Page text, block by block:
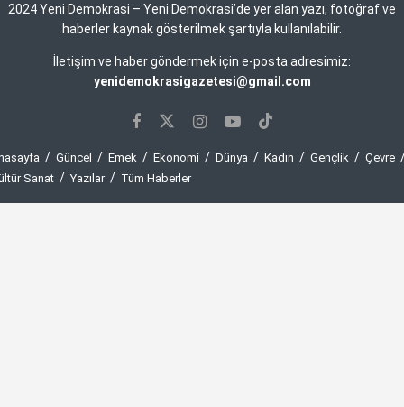
2024 Yeni Demokrasi – Yeni Demokrasi’de yer alan yazı, fotoğraf ve
haberler kaynak gösterilmek şartıyla kullanılabilir.
İletişim ve haber göndermek için e-posta adresimiz:
yenidemokrasigazetesi@gmail.com
Güncel Emek Ekonomi Dünya Kadın Gençlik
Çevre
Sanat
Yazılar Tüm Haberler